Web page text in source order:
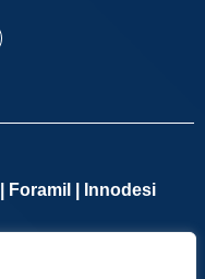
Foramil | Innodesi
n. 1276114 – Registro